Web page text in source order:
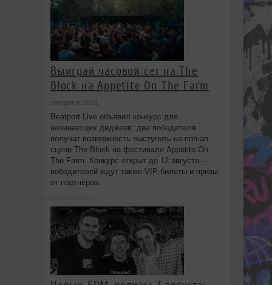
Выиграй часовой сет на The
Block на Appetite On The Farm
сегодня в 16:01
Beatport Live объявил конкурс для
начинающих диджеев: два победителя
получат возможность выступить на поп‑ап
сцене The Block на фестивале Appetite On
The Farm. Конкурс открыт до 12 августа —
победителей ждут также VIP‑билеты и призы
от партнёров.